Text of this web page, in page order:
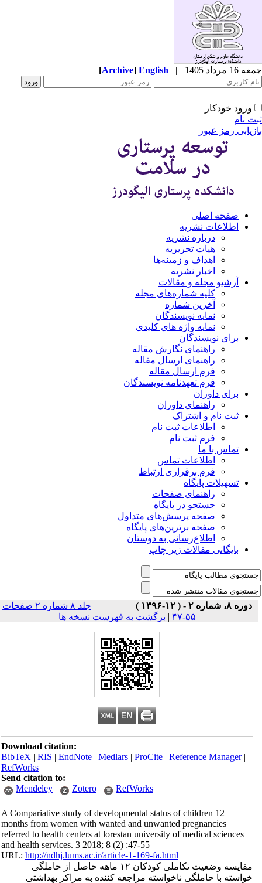
مرداد 1405 |
English
[Archive]
ورود خودکار
نام
رمز عبور
صفحه اصلی
اطلاعات نشریه
درباره نشریه
هیات تحریریه
اهداف و زمینه‌ها
اخبار نشریه
آرشیو مجله و مقالات
کلیه شماره‌های مجله
آخرین شماره
نمایه نویسندگان
نمایه واژه های کلیدی
برای نویسندگان
راهنمای نگارش مقاله
راهنمای ارسال مقاله
فرم ارسال مقاله
فرم تعهدنامه نویسندگان
برای داوران
راهنمای داوران
ثبت نام و اشتراک
اطلاعات ثبت نام
فرم ثبت نام
تماس با ما
اطلاعات تماس
فرم برقراری ارتباط
تسهیلات پایگاه
راهنمای صفحات
جستجو در پایگاه
صفحه پرسش‌های متداول
صفحه برترین‌های پایگاه
اطلاع‌رسانی به دوستان
بایگانی مقالات زیر چاپ
دوره ۸، شماره ۲ - ( ۱۲-۱۳۹۶ )
جلد ۸ شماره ۲ صفحات
۵۵-۴۷
|برگشت به فهرست نسخه ها
Download citation:
BibTeX|RIS|EndNote|Medlars|ProCite|Reference Manager
RefWorks
Send citation to:
Mendeley
Zotero RefWorks
A Compariative study of developmental status of children 12
months from women with wanted and unwanted pregnancies
referred to health centers at lorestan university of medical sciences
and health services. 3 2018; 8 (2) :47-55
URL:http://ndhj.lums.ac.ir/article-1-169-fa.html
مقایسه وضعیت تکاملی کودکان ۱۲ ماهه حاصل از حاملگی
خواسته با حاملگی ناخواسته مراجعه کننده به مراکز بهداشتی